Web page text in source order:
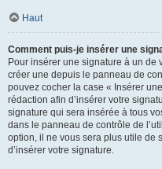
Haut
Comment puis-je insérer une
Pour insérer une signature à un de
créer une depuis le panneau de
pouvez cocher la case « Insérer
rédaction afin d’insérer votre
signature qui sera insérée à tous
dans le panneau de contrôle de
option, il ne vous sera plus utile de
d’insérer votre signature.